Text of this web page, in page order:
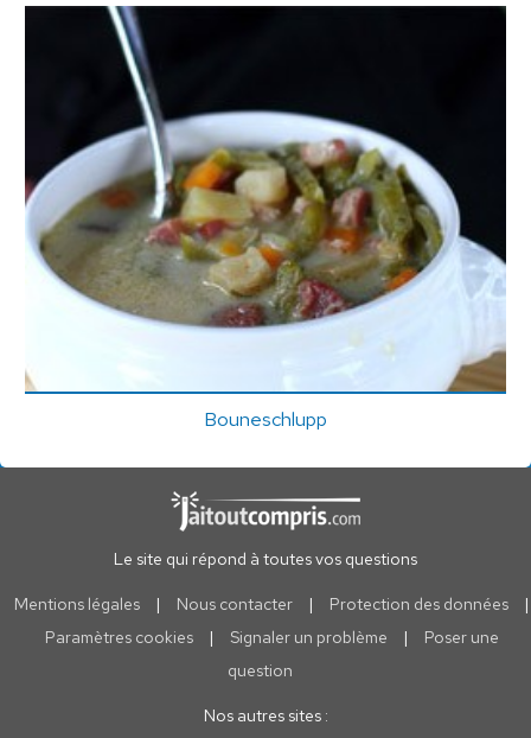
Bouneschlupp
Le site qui répond à toutes vos questions
Mentions légales | Nous contacter | Protection des données
|
Paramètres cookies
| Signaler un problème |
Poser une
question
Nos autres sites :